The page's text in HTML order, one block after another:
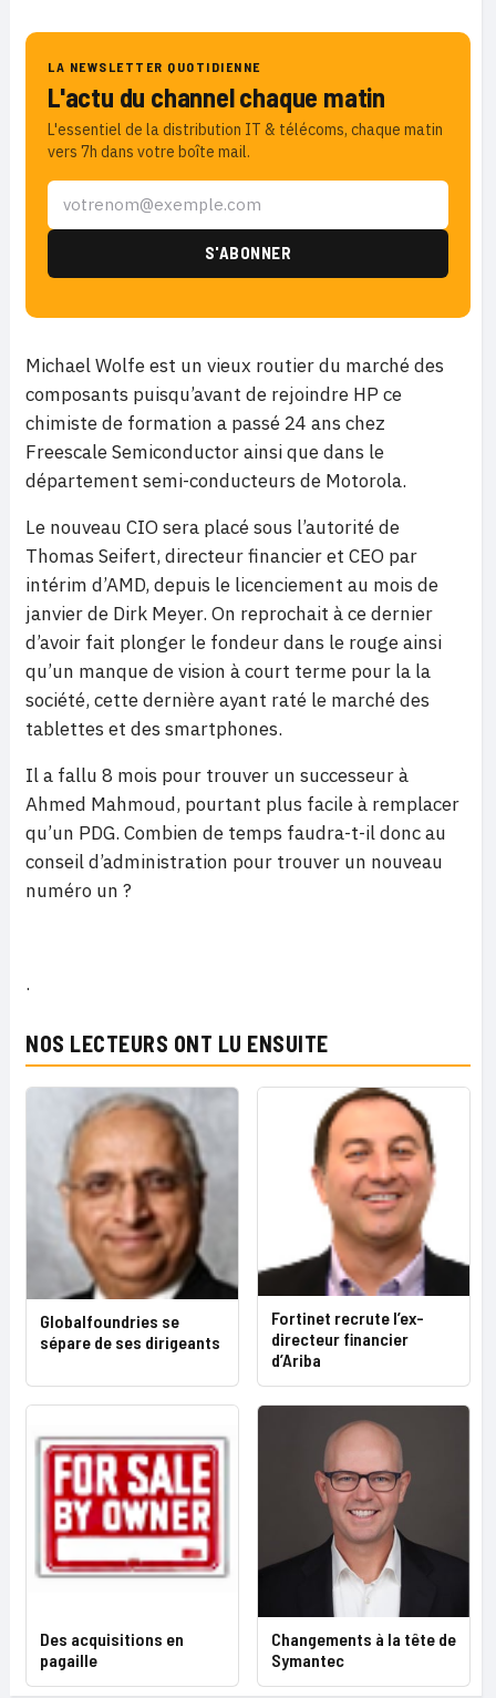
LA NEWSLETTER QUOTIDIENNE
L'actu du channel chaque matin
L'essentiel de la distribution IT & télécoms, chaque matin
vers 7h dans votre boîte mail.
Michael Wolfe est un vieux routier du marché des
composants puisqu’avant de rejoindre HP ce
chimiste de formation a passé 24 ans chez
Freescale Semiconductor ainsi que dans le
département semi-conducteurs de Motorola.
Le nouveau CIO sera placé sous l’autorité de
Thomas Seifert, directeur financier et CEO par
intérim d’AMD, depuis le licenciement au mois de
janvier de Dirk Meyer. On reprochait à ce dernier
d’avoir fait plonger le fondeur dans le rouge ainsi
qu’un manque de vision à court terme pour la la
société, cette dernière ayant raté le marché des
tablettes et des smartphones.
Il a fallu 8 mois pour trouver un successeur à
Ahmed Mahmoud, pourtant plus facile à remplacer
qu’un PDG. Combien de temps faudra-t-il donc au
conseil d’administration pour trouver un nouveau
numéro un ?
.
NOS LECTEURS ONT LU ENSUITE
Globalfoundries se
sépare de ses dirigeants
Fortinet recrute l’ex-
directeur financier
d’Ariba
Des acquisitions en
pagaille
Changements à la tête de
Symantec